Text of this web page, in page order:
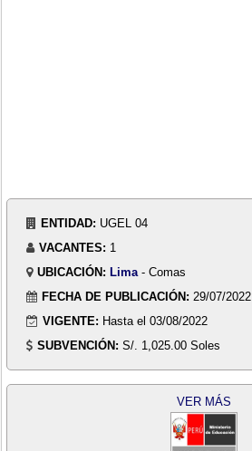
ENTIDAD: UGEL 04
VACANTES: 1
UBICACIÓN: Lima - Comas
FECHA DE PUBLICACIÓN: 29/07/2022
VIGENTE: Hasta el 03/08/2022
SUBVENCIÓN: S/. 1,025.00 Soles
VER MÁS